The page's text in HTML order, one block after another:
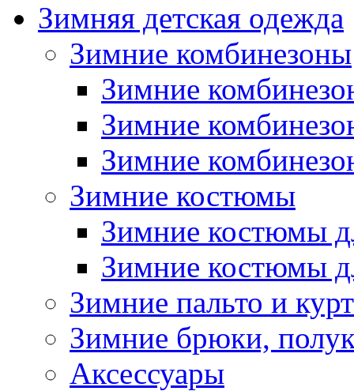
Зимняя детская одежда
Зимние комбинезоны
Зимние
Зимние
Зимние
Зимние костюмы
Зимние костюмы
Зимние костюмы
Зимние пальто и
Зимние брюки,
Аксессуары